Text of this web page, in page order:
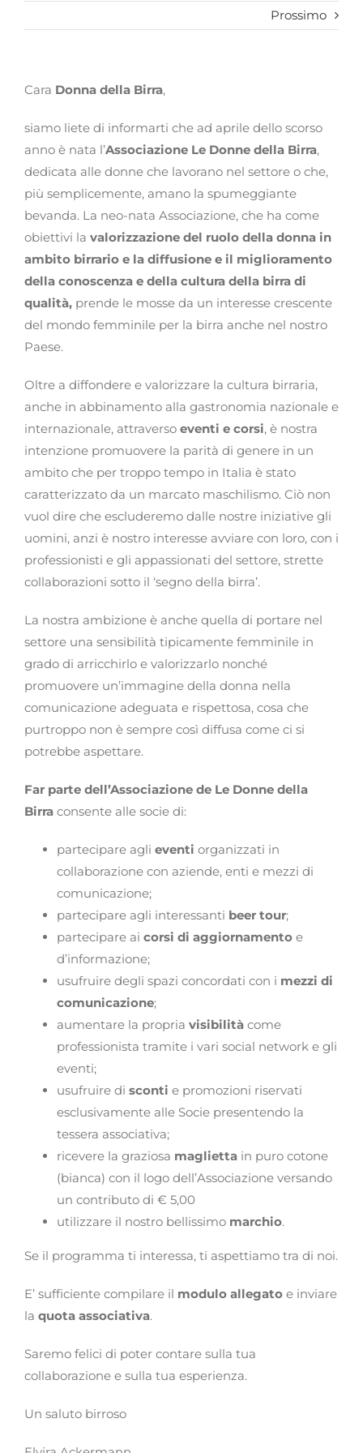
Prossimo
Cara Donna della Birra,
siamo liete di informarti che ad aprile dello scorso
anno è nata l’Associazione Le Donne della Birra,
dedicata alle donne che lavorano nel settore o che,
più semplicemente, amano la spumeggiante
bevanda. La neo-nata Associazione, che ha come
obiettivi la valorizzazione del ruolo della donna in
ambito birrario e la diffusione e il miglioramento
della conoscenza e della cultura della birra di
qualità, prende le mosse da un interesse crescente
del mondo femminile per la birra anche nel nostro
Paese.
Oltre a diffondere e valorizzare la cultura birraria,
anche in abbinamento alla gastronomia nazionale e
internazionale, attraverso eventi e corsi, è nostra
intenzione promuovere la parità di genere in un
ambito che per troppo tempo in Italia è stato
caratterizzato da un marcato maschilismo. Ciò non
vuol dire che escluderemo dalle nostre iniziative gli
uomini, anzi è nostro interesse avviare con loro, con i
professionisti e gli appassionati del settore, strette
collaborazioni sotto il ‘segno della birra’.
La nostra ambizione è anche quella di portare nel
settore una sensibilità tipicamente femminile in
grado di arricchirlo e valorizzarlo nonché
promuovere un’immagine della donna nella
comunicazione adeguata e rispettosa, cosa che
purtroppo non è sempre così diffusa come ci si
potrebbe aspettare.
Far parte dell’Associazione de Le Donne della
Birra consente alle socie di:
partecipare agli eventi organizzati in
collaborazione con aziende, enti e mezzi di
comunicazione;
partecipare agli interessanti beer tour;
partecipare ai corsi di aggiornamento e
d’informazione;
usufruire degli spazi concordati con i mezzi di
comunicazione;
aumentare la propria visibilità come
professionista tramite i vari social network e gli
eventi;
usufruire di sconti e promozioni riservati
esclusivamente alle Socie presentendo la
tessera associativa;
ricevere la graziosa maglietta in puro cotone
(bianca) con il logo dell’Associazione versando
un contributo di € 5,00
utilizzare il nostro bellissimo marchio.
Se il programma ti interessa, ti aspettiamo tra di noi.
E’ sufficiente compilare il modulo allegato e inviare
la quota associativa.
Saremo felici di poter contare sulla tua
collaborazione e sulla tua esperienza.
Un saluto birroso